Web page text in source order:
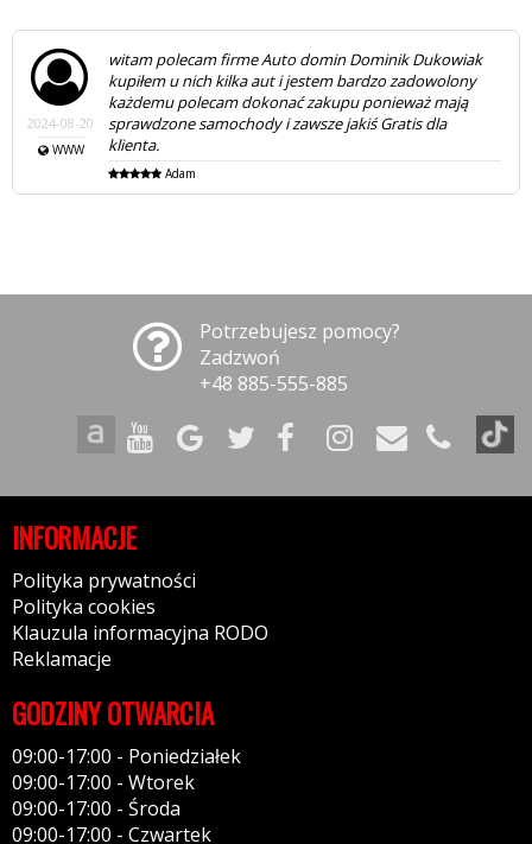
2024-08-20
WWW
witam polecam firme Auto domin Dominik Dukowiak
kupiłem u nich kilka aut i jestem bardzo zadowolony
każdemu polecam dokonać zakupu ponieważ mają
sprawdzone samochody i zawsze jakiś Gratis dla
klienta.
Adam
Potrzebujesz pomocy?
Zadzwoń
+48 885-555-885
INFORMACJE
Polityka prywatności
Polityka cookies
Klauzula informacyjna RODO
Reklamacje
GODZINY OTWARCIA
09:00-17:00 - Poniedziałek
09:00-17:00 - Wtorek
09:00-17:00 - Środa
09:00-17:00 - Czwartek